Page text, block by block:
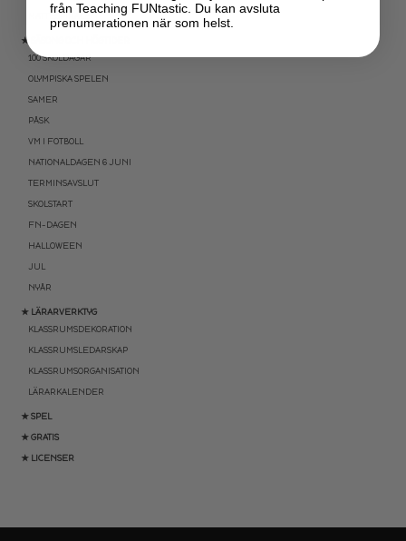
★ SÄSONG OCH HÖGTIDER
100 SKOLDAGAR
OLYMPISKA SPELEN
SAMER
PÅSK
VM I FOTBOLL
NATIONALDAGEN 6 JUNI
TERMINSAVSLUT
SKOLSTART
FN-DAGEN
HALLOWEEN
JUL
NYÅR
★ LÄRARVERKTYG
KLASSRUMSDEKORATION
KLASSRUMSLEDARSKAP
KLASSRUMSORGANISATION
LÄRARKALENDER
★ SPEL
★ GRATIS
★ LICENSER
från Teaching FUNtastic. Du kan avsluta
prenumerationen när som helst.